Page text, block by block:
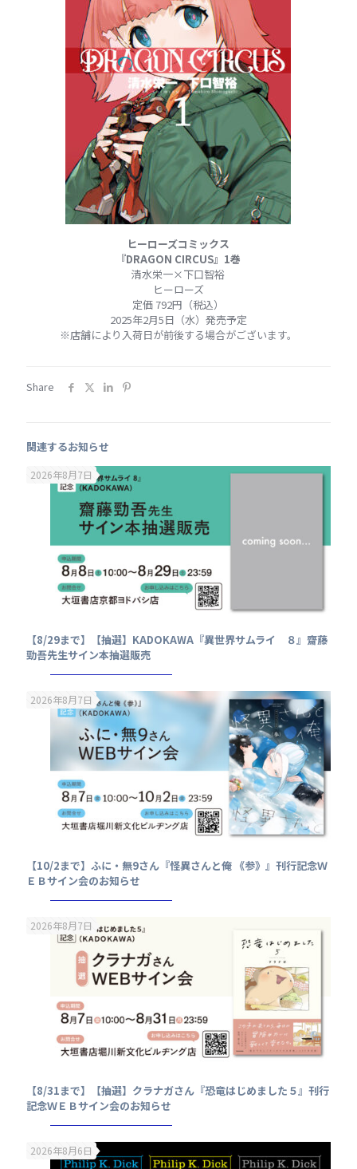
ヒーローズコミックス
『DRAGON CIRCUS』1巻
清水栄一×下口智裕
ヒーローズ
定価 792円（税込）
2025年2月5日（水）発売予定
※店舗により入荷日が前後する場合がございます。
Share
関連するお知らせ
2026年8月7日
【8/29まで】【抽選】KADOKAWA『異世界サムライ ８』齋藤
勁吾先生サイン本抽選販売
2026年8月7日
【10/2まで】ふに・無9さん『怪異さんと俺 《参》』刊行記念Ｗ
ＥＢサイン会のお知らせ
2026年8月7日
【8/31まで】【抽選】クラナガさん『恐竜はじめました５』刊行
記念ＷＥＢサイン会のお知らせ
2026年8月6日